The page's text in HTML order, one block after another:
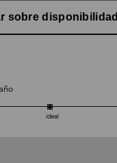
sobre disponibilidad
ideal